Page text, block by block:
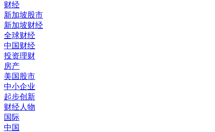
财经
新加坡股市
新加坡财经
全球财经
中国财经
投资理财
房产
美国股市
中小企业
起步创新
财经人物
国际
中国